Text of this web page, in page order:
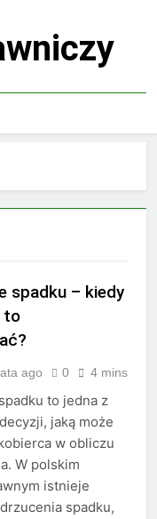
spadku – kiedy
to
ago 0 4 mins
to jedna z
jaką może
w obliczu
W polskim
istnieje
spadku,